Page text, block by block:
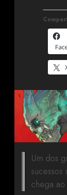
Um dos
chega